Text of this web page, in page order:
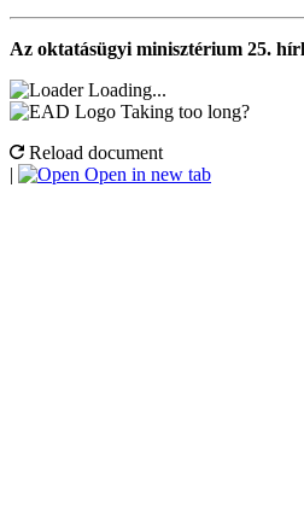
Az oktatásügyi minisztérium 25.
Loading...
Taking too long?
Reload document
|
Open in new tab